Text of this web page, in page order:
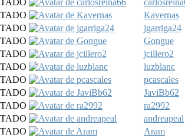
Kavernas
jgarriga24
Gongue
jcillero2
luzblanc
pcascales
JaviBb62
ra2992
andreapeal
Aram